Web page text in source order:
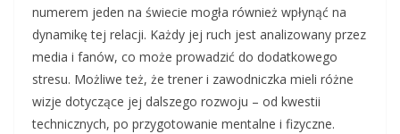
numerem jeden na świecie mogła również wpłynąć na
dynamikę tej relacji. Każdy jej ruch jest analizowany przez
media i fanów, co może prowadzić do dodatkowego
stresu. Możliwe też, że trener i zawodniczka mieli różne
wizje dotyczące jej dalszego rozwoju – od kwestii
technicznych, po przygotowanie mentalne i fizyczne.